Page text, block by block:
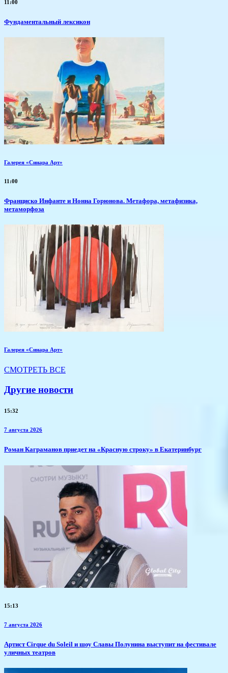
11:00
Фундаментальный лексикон
Галерея «Синара Арт»
11:00
Франциско Инфанте и Нонна Горюнова. Метафора, метафизика,
метаморфоза
Галерея «Синара Арт»
СМОТРЕТЬ ВСЕ
Другие новости
15:32
7 августа 2026
​Роман Каграманов приедет на «Красную строку» в Екатеринбург
15:13
7 августа 2026
Артист Cirque du Soleil и шоу Славы Полунина выступит на фестивале
уличных театров